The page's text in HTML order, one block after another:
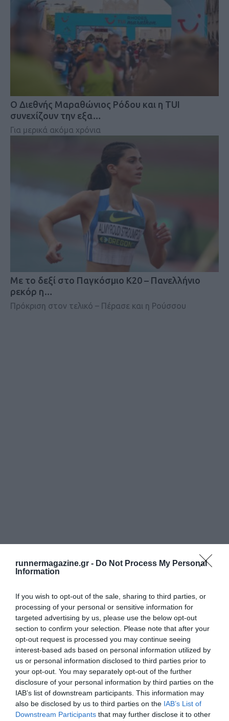
runnermagazine.gr - Do Not Process My Personal
Information
If you wish to opt-out of the sale, sharing to third parties, or
processing of your personal or sensitive information for
targeted advertising by us, please use the below opt-out
section to confirm your selection. Please note that after your
opt-out request is processed you may continue seeing
interest-based ads based on personal information utilized by
us or personal information disclosed to third parties prior to
your opt-out. You may separately opt-out of the further
disclosure of your personal information by third parties on the
IAB’s list of downstream participants. This information may
also be disclosed by us to third parties on the IAB’s List of
Downstream Participants that may further disclose it to other
Ο Διεθνής Μαραθώνιος Ρόδου και η TUI
συνεχίζουν την εξα…
Για μερικά ακόμα χρόνια
Mε το δεξί στο Παγκόσμιο Κ20 – Πανελλήνιο
ρεκόρ η…
Πρόκριση στον τελικό – Πέρασε και η Ρούσσου